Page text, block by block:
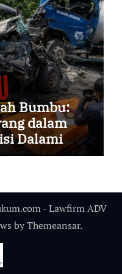
Bumbu:
dalam
Dalami
- Lawfirm ADV
byThemeansar.